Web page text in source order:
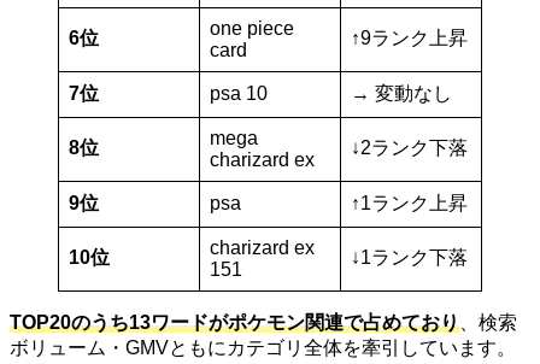
6位
one piece
card
↑9ランク上昇
7位 psa 10 → 変動なし
8位
mega
charizard ex
↓2ランク下落
9位 psa ↑1ランク上昇
10位
charizard ex
151
↓1ランク下落
TOP20のうち13ワードがポケモン関連で占めており 、検索
ボリューム・GMVともにカテゴリ全体を牽引しています。